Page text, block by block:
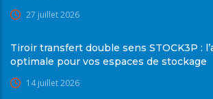
27 juillet 2026
Tiroir transfert double sens STOCK3P :
optimale pour vos espaces de stockage
14 juillet 2026